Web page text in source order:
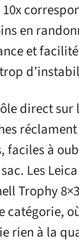
en
et facilité
direct sur
faciles à
Les
Trophy
catégorie,
rien à la